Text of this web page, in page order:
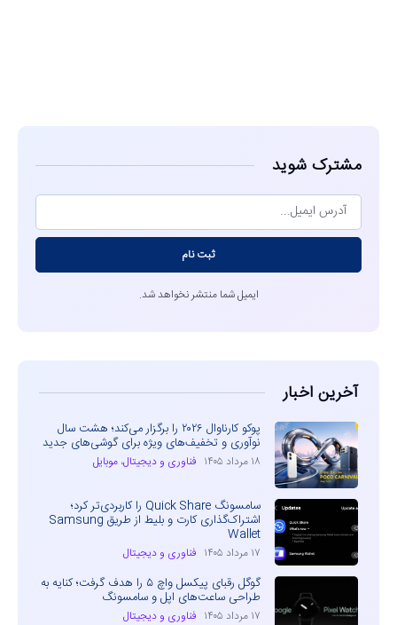
مشترک شوید
ثبت نام
ایمیل شما منتشر نخواهد شد.
آخرین اخبار
پوکو کارناوال ۲۰۲۶ را برگزار می‌کند؛ هشت سال
نوآوری و تخفیف‌های ویژه برای گوشی‌های جدید
۱۸ مرداد ۱۴۰۵ فناوری و دیجیتال، موبایل
سامسونگ Quick Share را کاربردی‌تر کرد؛
اشتراک‌گذاری کارت و بلیط از طریق Samsung
Wallet
۱۷ مرداد ۱۴۰۵ فناوری و دیجیتال
گوگل رقبای پیکسل واچ ۵ را هدف گرفت؛ کنایه به
طراحی ساعت‌های اپل و سامسونگ
۱۷ مرداد ۱۴۰۵ فناوری و دیجیتال